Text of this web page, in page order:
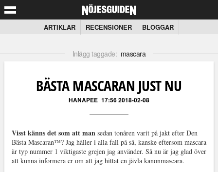
ARTIKLAR RECENSIONER BLOGGAR
Inlägg taggade: mascara
BÄSTA MASCARAN JUST NU
HANAPEE 17:56 2018-02-08
Visst känns det som att mansedan tonåren varit på jakt efter Den
Bästa Mascaran™? Jag håller i alla fall på så, kanske eftersom mascara
är typ nummer 1 viktigaste grejen jag använder. Så nu är jag glad över
att kunna informera er om att jag hittat en jävla kanonmascara.